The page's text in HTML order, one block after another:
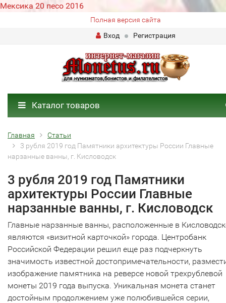
Мексика 20 песо 2016
Полная версия сайта
Вход
Регистрация
Каталог товаров
Главная
Статьи
3 рубля 2019 год Памятники архитектуры России Главные
нарзанные ванны, г. Кисловодск
3 рубля 2019 год Памятники
архитектуры России Главные
нарзанные ванны, г. Кисловодск
Главные нарзанные ванны, расположенные в
являются «визитной карточкой» города. Центробанк
Российской Федерации решил еще раз подчеркнуть
значимость известной достопримечательности,
изображение памятника на реверсе новой трехрублевой
монеты 2019 года выпуска. Уникальная монета станет
достойным продолжением уже полюбившейся серии,